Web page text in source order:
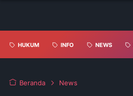
HUKUM INFO NEWS
Beranda News